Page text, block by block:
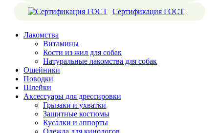
Сертификация ГОСТ
Лакомства
Витамины
Кости из жил для собак
Натуральные лакомства для собак
Ошейники
Поводки
Шлейки
Аксессуары для дрессировки
Грызаки и ухватки
Защитные костюмы
Кусалки и аппорты
Одежда для кинологов